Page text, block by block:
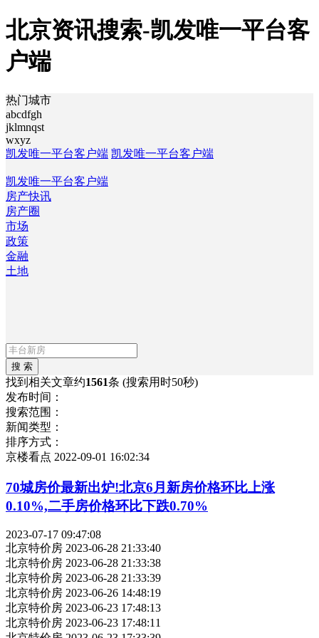
北京资讯搜索-凯发唯一平台客
户端
热门城市
abcdfgh
jklmnqst
wxyz
凯发唯一平台客户端 凯发唯一平台客户端
凯发唯一平台客户端
房产快讯
房产圈
市场
政策
金融
土地
找到相关文章约1561条 (搜索用时50秒)
发布时间：
搜索范围：
新闻类型：
排序方式：
京楼看点 2022-09-01 16:02:34
70城房价最新出炉!北京6月新房价格环比上涨
0.10%,二手房价格环比下跌0.70%
2023-07-17 09:47:08
北京特价房 2023-06-28 21:33:40
北京特价房 2023-06-28 21:33:38
北京特价房 2023-06-28 21:33:39
北京特价房 2023-06-26 14:48:19
北京特价房 2023-06-23 17:48:13
北京特价房 2023-06-23 17:48:11